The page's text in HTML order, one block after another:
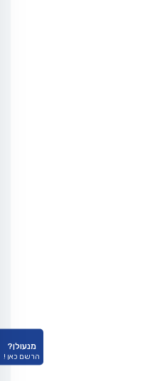
מנעולן?
הרשם כאן !